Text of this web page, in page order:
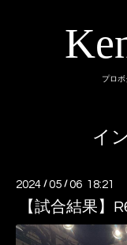
プロ
イ
2024 /05 /06 18:21
【試合結果】